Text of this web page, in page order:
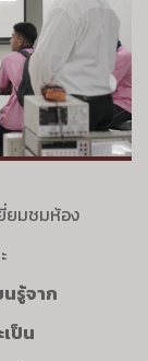
ยมชมห้อง
รู้จาก
ป็น